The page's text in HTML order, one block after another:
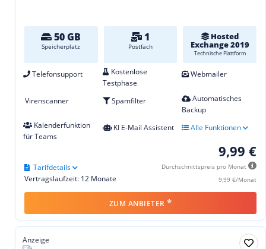
50 GB
Speicherplatz
1
Postfach
Hosted
Exchange 2019
Technische Plattform
Telefonsupport
Kostenlose
Testphase
Webmailer
Virenscanner Spamfilter
Automatisches
Backup
Kalenderfunktion
für Teams
KI E-Mail Assistent Alle Funktionen
9,99 €
Durchschnittspreis pro Monat
9,99 €/Monat
Vertragslaufzeit: 12 Monate
Tarifdetails
ZUM ANBIETER *
Anzeige